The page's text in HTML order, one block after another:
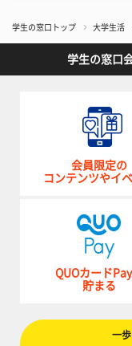
学生の窓口トップ 大学生活
学生の窓口
会員限定の
コンテンツやイ
QUOカード
貯まる
一